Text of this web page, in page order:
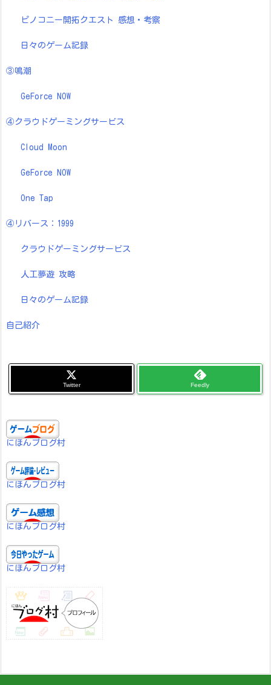
ピノコニー開拓クエスト 感想・考察
日々のゲーム記録
③鳴潮
GeForce NOW
④クラウドゲーミングサービス
Cloud Moon
GeForce NOW
One Tap
④リバース：1999
クラウドゲーミングサービス
人工夢遊 攻略
日々のゲーム記録
自己紹介
Twitter Feedly
にほんブログ村
にほんブログ村
にほんブログ村
にほんブログ村